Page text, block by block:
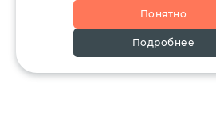
Понятно
Подробнее